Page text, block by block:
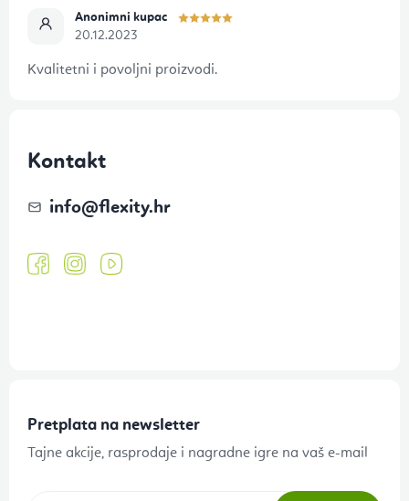
Anonimni kupac
20.12.2023
Kvalitetni i povoljni proizvodi.
Kontakt
info@flexity.hr
Pretplata na newsletter
Tajne akcije, rasprodaje i nagradne igre na vaš e-mail